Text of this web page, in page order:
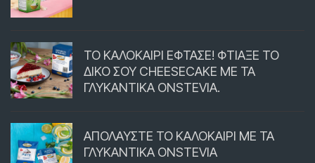
ΤΟ ΚΑΛΟΚΑΙΡΙ ΕΦΤΑΣΕ! ΦΤΙΑΞΕ ΤΟ
ΔΙΚΟ ΣΟΥ CHEESECAKE ΜΕ ΤΑ
ΓΛΥΚΑΝΤΙΚΑ ONSTEVIA.
ΑΠΟΛΑΥΣΤΕ ΤΟ ΚΑΛΟΚΑΙΡΙ ΜΕ ΤΑ
ΓΛΥΚΑΝΤΙΚΑ ONSTEVIA